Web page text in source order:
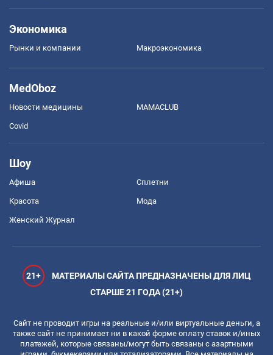
Экономика
Рынки и компании Mакроэкономика
MedOboz
Новости медицины MAMACLUB
Covid
Шоу
Афиша Сплетни
Красота Мода
Женский Журнал
21+
МАТЕРИАЛЫ САЙТА ПРЕДНАЗНАЧЕНЫ ДЛЯ ЛИЦ
СТАРШЕ 21 ГОДА (21+)
Сайт не проводит игры на реальные и/или виртуальные деньги, а
также сайт не принимает ни в какой форме оплату ставок и/иных
платежей, которые связаны/могут быть связаны с азартными